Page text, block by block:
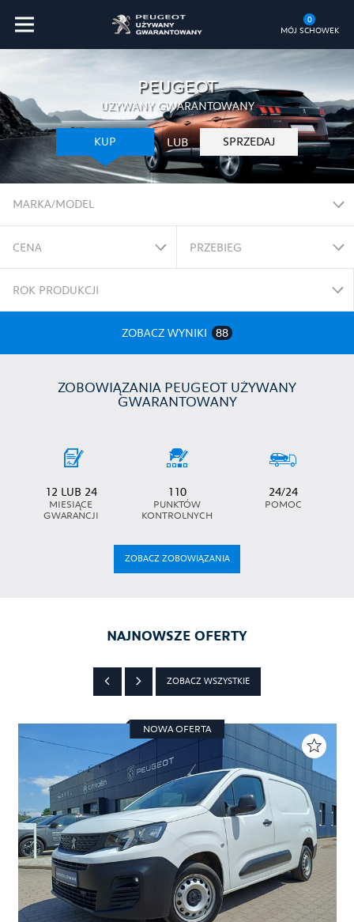
MÓJ SCHOWEK
0
PEUGEOT
UŻYWANY GWARANTOWANY
KUP LUB SPRZEDAJ
MARKA/MODEL
CENA PRZEBIEG
ROK PRODUKCJI
ZOBACZ WYNIKI 88
ZOBOWIĄZANIA PEUGEOT UŻYWANY
GWARANTOWANY
12 LUB 24
MIESIĄCE
GWARANCJI
110
PUNKTÓW
KONTROLNYCH
24/24
POMOC
ZOBACZ ZOBOWIĄZANIA
NAJNOWSZE OFERTY
ZOBACZ WSZYSTKIE
NOWA OFERTA